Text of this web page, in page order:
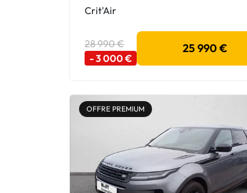
Crit'Air
28 990 €
- 3 000 €
25 990 €
OFFRE PREMIUM